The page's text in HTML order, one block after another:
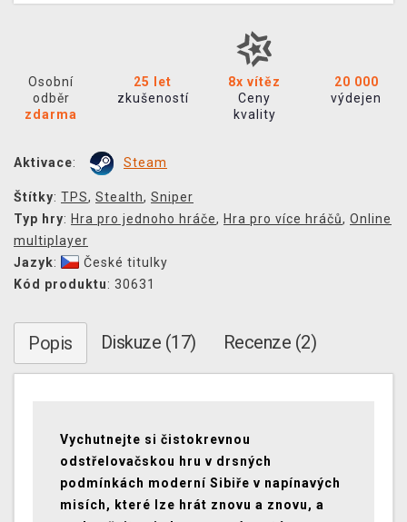
Osobní
odběr
zdarma
25 let
zkušeností
8x vítěz
Ceny
kvality
20 000
výdejen
Aktivace: Steam
Štítky: TPS, Stealth, Sniper
Typ hry: Hra pro jednoho hráče, Hra pro více hráčů, Online
multiplayer
Jazyk:
České titulky
Kód produktu: 30631
Popis Diskuze (17) Recenze (2)
Vychutnejte si čistokrevnou
odstřelovačskou hru v drsných
podmínkách moderní Sibiře v napínavých
misích, které lze hrát znovu a znovu, a